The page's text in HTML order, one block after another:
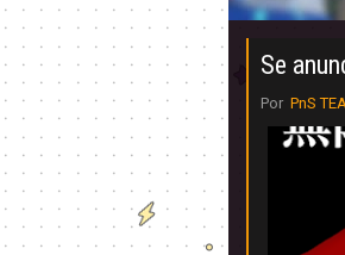
Se
Por PnS